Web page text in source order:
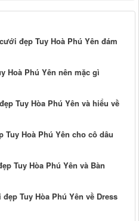
đẹp Tuy Hoà Phú Yên đám
Hoà Phú Yên nên mặc gì
Tuy Hòa Phú Yên và hiểu về
Hoà Phú Yên cho cô dâu
Tuy Hòa Phú Yên và Bàn
Tuy Hòa Phú Yên về Dress